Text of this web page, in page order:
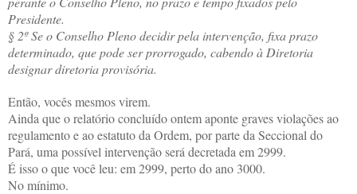
Presidente.
§ 2º Se o Conselho Pleno decidir pela intervenção, fixa prazo
determinado, que pode ser prorrogado, cabendo à Diretoria
designar diretoria provisória.
Então, vocês mesmos virem.
Ainda que o relatório concluído ontem aponte graves violações ao
regulamento e ao estatuto da Ordem, por parte da Seccional do
Pará, uma possível intervenção será decretada em 2999.
É isso o que você leu: em 2999, perto do ano 3000.
No mínimo.